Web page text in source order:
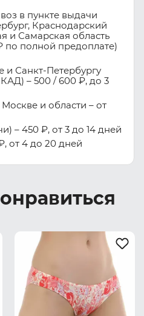
в пункте выдачи
Краснодарский
и Самарская область
по полной предоплате)
и Санкт-Петербургу
– 500 / 600 ₽, до 3
и области – от
– 450 ₽, от 3 до 14 дней
от 4 до 20 дней